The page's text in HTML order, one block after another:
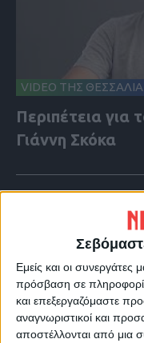
Εμείς και οι
πρόσβαση σε
και επεξεργαζόμαστε
αναγνωριστικοί και
αποστέλλονται από μια
VIDEO ΤΗΣ
Περιπέτεια
Γιάννη Σκόκα